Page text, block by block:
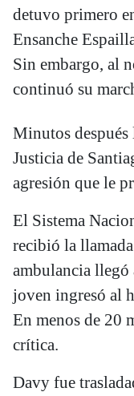
detuvo primero
Ensanche
Sin embargo, al
continuó su
Minutos después
Justicia de
agresión que le
El Sistema
recibió la
ambulancia llegó
joven ingresó al
En menos de 20
crítica.
Davy fue